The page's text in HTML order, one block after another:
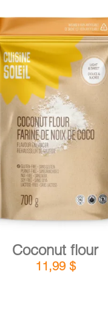
ADD TO CART DETAILS
Coconut flour
11,99 $